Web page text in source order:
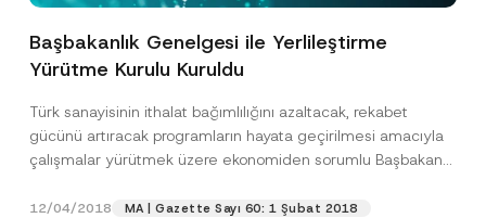
Başbakanlık Genelgesi ile Yerlileştirme
Yürütme Kurulu Kuruldu
Türk sanayisinin ithalat bağımlılığını azaltacak, rekabet
gücünü artıracak programların hayata geçirilmesi amacıyla
çalışmalar yürütmek üzere ekonomiden sorumlu Başbakan
12/04/2018 MA | Gazette Sayı 60: 1 Şubat 2018